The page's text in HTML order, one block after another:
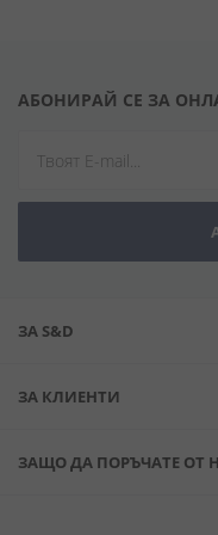
АБОНИРАЙ СЕ ЗА
ЗА S&D
ЗА КЛИЕНТИ
ЗАЩО ДА ПОРЪЧАТЕ ОТ